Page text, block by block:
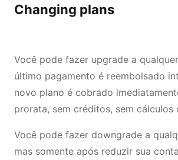
Changing plans
Você pode fazer upgrade a
último pagamento é reembolsado
novo plano é cobrado
prorata, sem créditos, sem cálculos
Você pode fazer downgrade a
mas somente após reduzir sua